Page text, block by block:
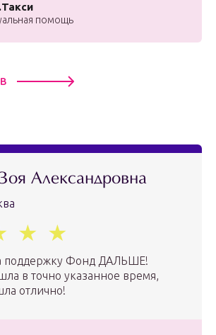
помощь
Александровна
поддержку Фонд ДАЛЬШЕ!
в точно указанное время,
отлично!